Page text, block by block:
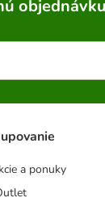
a ponuky